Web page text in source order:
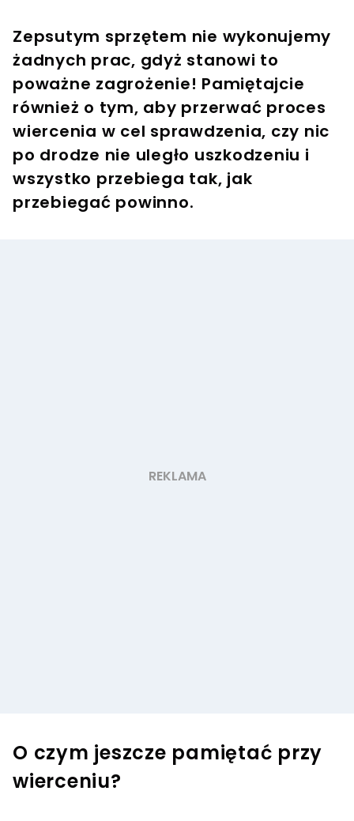
Zepsutym sprzętem nie wykonujemy
żadnych prac, gdyż stanowi to
poważne zagrożenie! Pamiętajcie
również o tym, aby przerwać proces
wiercenia w cel sprawdzenia, czy nic
po drodze nie uległo uszkodzeniu i
wszystko przebiega tak, jak
przebiegać powinno.
O czym jeszcze pamiętać przy
wierceniu?